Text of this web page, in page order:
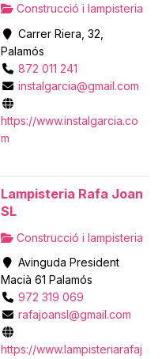
Construcció i lampisteria
Carrer Riera, 32,
Palamós
872 011 241
instalgarcia@gmail.com
https://www.instalgarcia.co
m
Lampisteria Rafa Joan
SL
Construcció i lampisteria
Avinguda President
Macià 61 Palamós
972 319 069
rafajoansl@gmail.com
https://www.lampisteriarafaj